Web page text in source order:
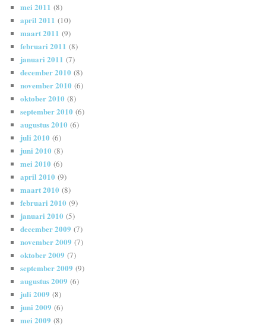
mei 2011 (8)
april 2011 (10)
maart 2011 (9)
februari 2011 (8)
januari 2011 (7)
december 2010 (8)
november 2010 (6)
oktober 2010 (8)
september 2010 (6)
augustus 2010 (6)
juli 2010 (6)
juni 2010 (8)
mei 2010 (6)
april 2010 (9)
maart 2010 (8)
februari 2010 (9)
januari 2010 (5)
december 2009 (7)
november 2009 (7)
oktober 2009 (7)
september 2009 (9)
augustus 2009 (6)
juli 2009 (8)
juni 2009 (6)
mei 2009 (8)